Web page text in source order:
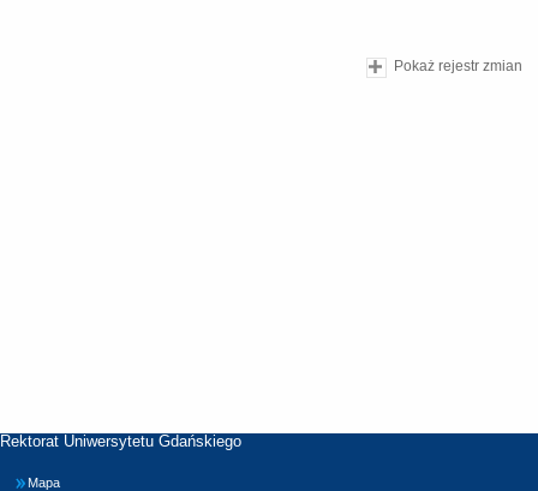
Pokaż rejestr zmian
Rektorat Uniwersytetu Gdańskiego
Mapa